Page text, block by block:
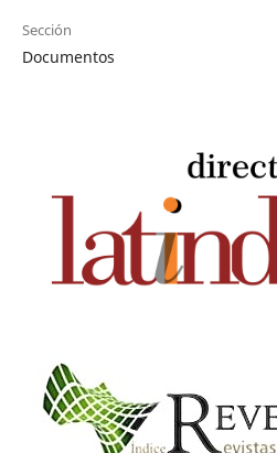
Sección
Documentos